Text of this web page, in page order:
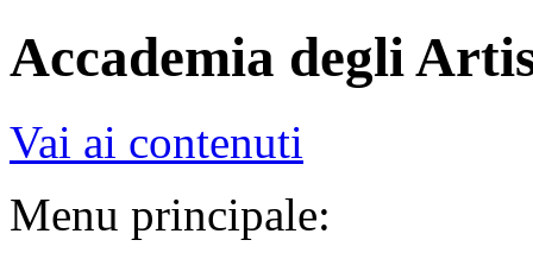
Accademia degli
Vai ai contenuti
Menu principale: